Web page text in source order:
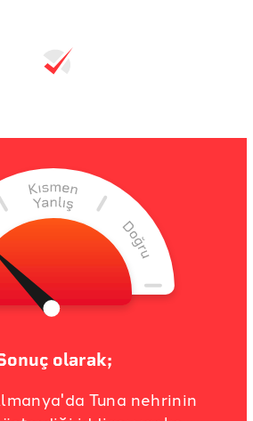
olarak;
Tuna nehrinin